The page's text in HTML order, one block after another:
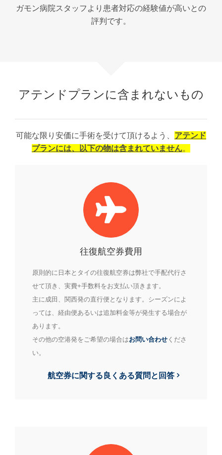
ガモン病院スタッフより患者対応の経験値が高いとの
評判です。
アテンドプランに含まれないもの
可能な限り安価に手術を受けて頂けるよう、 アテンド
プランには、以下の物は含まれていません。
往復航空券費用
原則的に日本とタイの往復航空券は弊社で手配代行さ
せて頂き、実費+手数料をお支払い頂きます。
主に成田、関西発の直行便となります。シーズンによ
っては、経由便あるいは追加料金等が発生する場合が
あります。
その他の空港発をご希望の場合はお問い合わせ くださ
い。
航空券に関する良くある質問と回答